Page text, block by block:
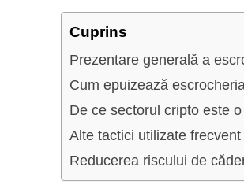
Cuprins
Prezentare generală a
Cum epuizează
De ce sectorul cripto este
Alte tactici utilizate
Reducerea riscului de